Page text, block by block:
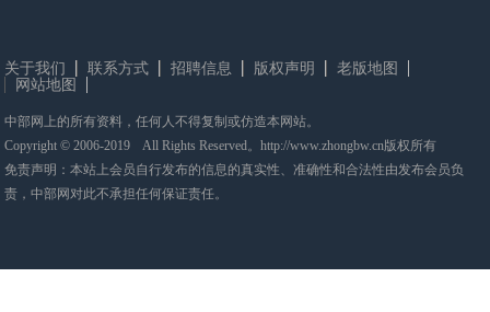
关于我们 联系方式 招聘信息 版权声明
老版地图
网站地图
中部网上的所有资料，任何人不得复制或仿造本网站。
Copyright © 2006-2019 All Rights Reserved。http://www.zhongbw.cn版权所有
免责声明：本站上会员自行发布的信息的真实性、准确性和合法性由发布会员负
责，中部网对此不承担任何保证责任。